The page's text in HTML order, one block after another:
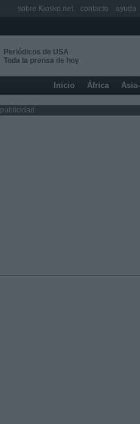
Periódicos de USA
Toda la prensa de hoy
Inicio África
publicidad
sobre Kiosko.net contacto ayuda